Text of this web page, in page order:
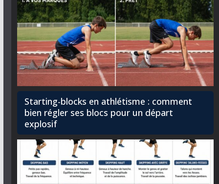
Starting-blocks en athlétisme : comment
bien régler ses blocs pour un départ
explosif